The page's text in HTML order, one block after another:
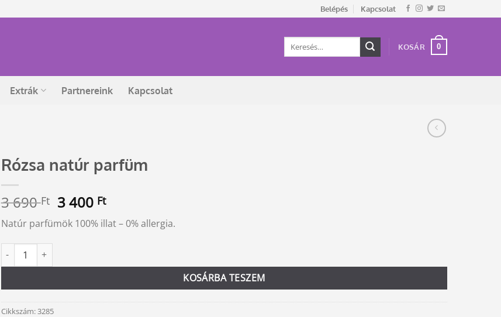
Belépés Kapcsolat
Keresés
KOSÁR 0
Extrák Partnereink Kapcsolat
Rózsa natúr parfüm
3 690Ft Original
price
was:
3 400 FtCurrent
price
is:
Natúr parfümök 100% illat – 0% allergia.
Rózsa natúr parfüm mennyiség
KOSÁRBA TESZEM
Alternative:
Cikkszám:3285